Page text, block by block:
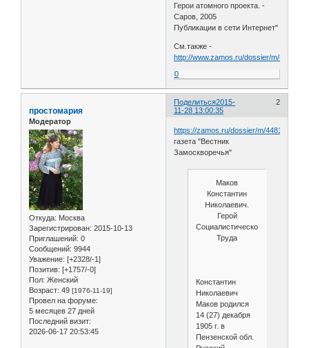
Герои атомного проекта. -
Саров, 2005
Публикации в сети Интернет"
См.также -
http://www.zamos.ru/dossier/m/4481
0
Поделиться 2
2015-
11-28 13:00:35
простомария
Модератор
Откуда: Москва
Зарегистрирован: 2015-10-13
Приглашений: 0
Сообщений: 9944
Уважение: [+2328/-1]
Позитив: [+1757/-0]
Пол: Женский
Возраст: 49 [1976-11-19]
Провел на форуме:
5 месяцев 27 дней
Последний визит:
2026-06-17 20:53:45
https://zamos.ru/dossier/m/4481/
газета "Вестник
Замоскворечья"
Маков
Константин
Николаевич.
Герой
Социалистического
Труда
Константин
Николаевич
Маков родился
14 (27) декабря
1905 г. в
Пензенской обл.